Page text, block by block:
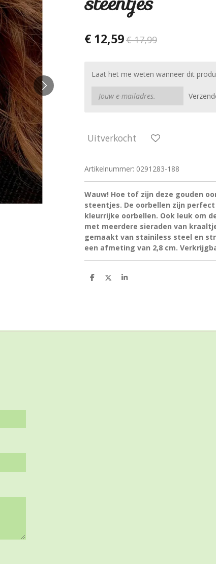
€ 12,59€ 17,99
Laat het me weten wanneer dit
Uitverkocht
Artikelnummer: 0291283-188
Wauw! Hoe tof zijn deze gouden
steentjes. De oorbellen zijn
kleurrijke oorbellen. Ook leuk om
met meerdere sieraden van
gemaakt van stainiless steel en
een afmeting van 2,8 cm.
D
D
S